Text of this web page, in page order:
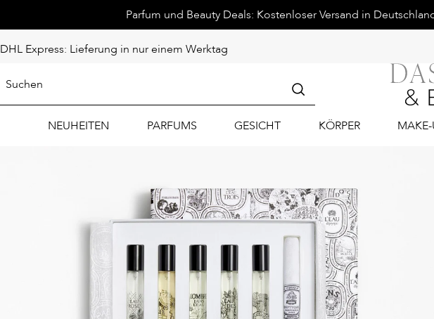
Parfum und Beauty Deals: Kostenloser Versand in
DHL Express: Lieferung in nur einem Werktag
NEUHEITEN PARFUMS GESICHT KÖRPER